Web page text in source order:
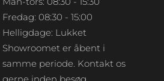
Fredag: 08:30 - 15:00
Helligdage: Lukket
Showroomet er åbent i
samme periode. Kontakt os